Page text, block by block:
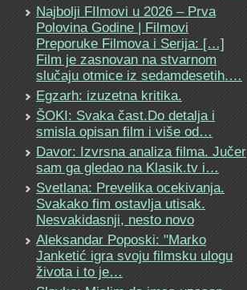
Najbolji FIlmovi u 2026 – Prva
Polovina Godine | Filmovi
Preporuke Filmova i Serija: […]
Film je zasnovan na stvarnom
slučaju otmice iz sedamdesetih.…
Egzarh: izuzetna kritika.
ŠOKI: Svaka čast.Do detalja i
smisla opisan film i više od…
Davor: Izvrsna analiza filma. Jučer
sam ga gledao na Klasik.tv i…
Svetlana: Prevelika ocekivanja.
Svakako fim ostavlja utisak.
Nesvakidasnji, nesto novo
Aleksandar Poposki: "Marko
Janketić igra svoju filmsku ulogu
života i to je…